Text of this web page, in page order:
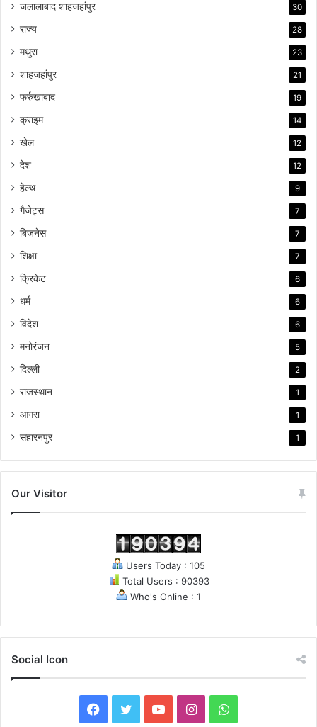
जलालाबाद शाहजहांपुर 30
राज्य 28
मथुरा 23
शाहजहांपुर 21
फर्रुखाबाद 19
क्राइम 14
खेल 12
देश 12
हेल्थ 9
गैजेट्स 7
बिजनेस 7
शिक्षा 7
क्रिकेट 6
धर्म 6
विदेश 6
मनोरंजन 5
दिल्ली 2
राजस्थान 1
आगरा 1
सहारनपुर 1
Our Visitor
Users Today : 105
Total Users : 90393
Who's Online : 1
Social Icon
Facebook
TwitterYouTubeInstagramWhatsApp